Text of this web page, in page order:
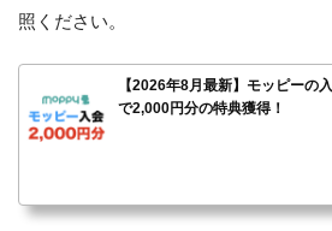
照ください。
【2026年8月最新】モッピーの
で2,000円分の特典獲得！